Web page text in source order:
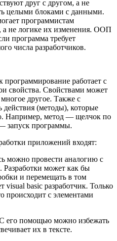
друг с другом, а не
целыми блоками с данными.
программистам
а не логике их изменения. ООП
программа требует
числа разработчиков.
программирование работает с
свойства. Свойствами может
другое. Также с
действия (методы), которые
Например, метод — щелчок по
запуск программы.
приложений входят:
можно провести аналогию с
Разработки может как бы
и перемещать в том
visual basic разработчик. Только
происходит с элементами
его помощью можно избежать
их в тексте.